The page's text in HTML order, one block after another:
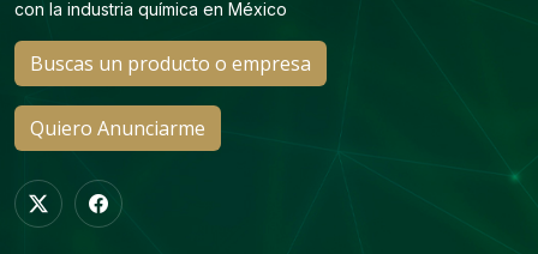
con la industria química en México
Buscas un producto o empresa
Quiero Anunciarme